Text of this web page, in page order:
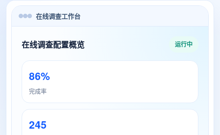
在线调查工作台
在线调查配置概览 运行中
86%
完成率
245